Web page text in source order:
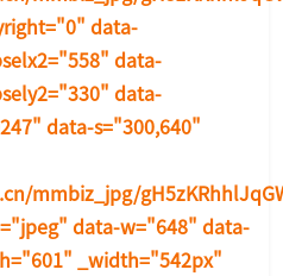
data-
data-
data-
data-s="300,640"
mmbiz_jpg/
data-w="648" data-
_width="542px"